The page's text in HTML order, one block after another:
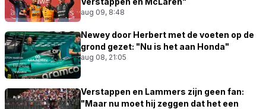
aug 09, 8:48
Newey door Herbert met de voeten op de
grond gezet: "Nu is het aan Honda"
aug 08, 21:05
Verstappen en Lammers zijn geen fan:
"Maar nu moet hij zeggen dat het een